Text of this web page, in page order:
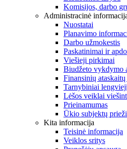
Komisijos, darbo
Administracinė
Nuostatai
Planavimo
Darbo užmokestis
Paskatinimai ir
Viešieji pirkimai
Biudžeto vykdymo
Finansinių
Tarnybiniai
Lėšos veiklai
Prieinamumas
Ūkio subjektų
Kita informacija
Teisinė informacija
Veiklos sritys